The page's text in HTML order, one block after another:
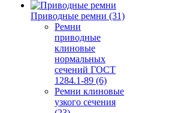
Приводные ремни (31)
Ремни
приводные
клиновые
нормальных
сечений ГОСТ
1284.1-89 (6)
Ремни клиновые
узкого сечения